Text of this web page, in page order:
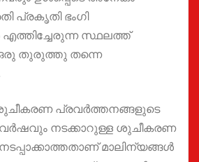
പ്രകൃതി ഭംഗി
സ്ഥലത്ത്
ഒരു തുരുത്തു തന്നെ
പ്രവർത്തനങ്ങളുടെ
വർഷവും നടക്കാറുള്ള ശുചീകരണ
മാലിന്യങ്ങൾ